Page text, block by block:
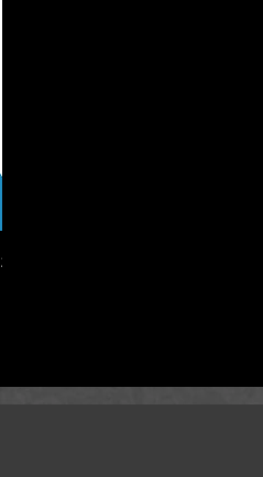
230公斤小金鋼｜基業牌 KIO